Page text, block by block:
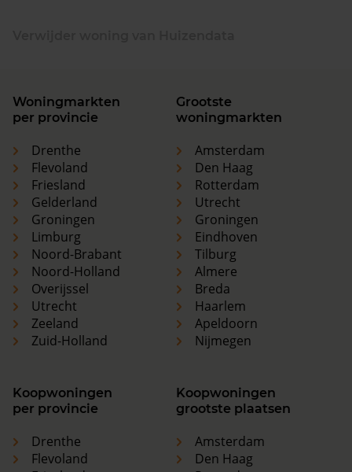
Woningmarkten
per provincie
Drenthe
Flevoland
Friesland
Gelderland
Groningen
Limburg
Noord-Brabant
Noord-Holland
Overijssel
Utrecht
Zeeland
Zuid-Holland
Grootste
woningmarkten
Amsterdam
Den Haag
Rotterdam
Utrecht
Groningen
Eindhoven
Tilburg
Almere
Breda
Haarlem
Apeldoorn
Nijmegen
Koopwoningen
per provincie
Drenthe
Flevoland
Koopwoningen
grootste plaatsen
Amsterdam
Den Haag